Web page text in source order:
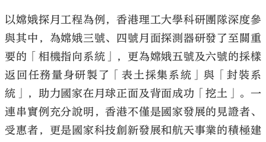
以嫦娥探月工程為例，香港理工大學科研團隊深度參
與其中，為嫦娥三號、四號月面探測器研發了至關重
要的「相機指向系統」，更為嫦娥五號及六號的採樣
返回任務量身研製了「表土採集系統」與「封裝系
統」，助力國家在月球正面及背面成功「挖土」。一
連串實例充分說明，香港不僅是國家發展的見證者、
受惠者，更是國家科技創新發展和航天事業的積極建